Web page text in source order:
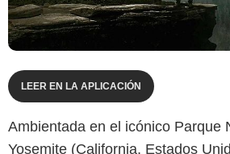
LEER EN LA APLICACIÓN
Ambientada en el icónico Parque
Yosemite (California, Estados